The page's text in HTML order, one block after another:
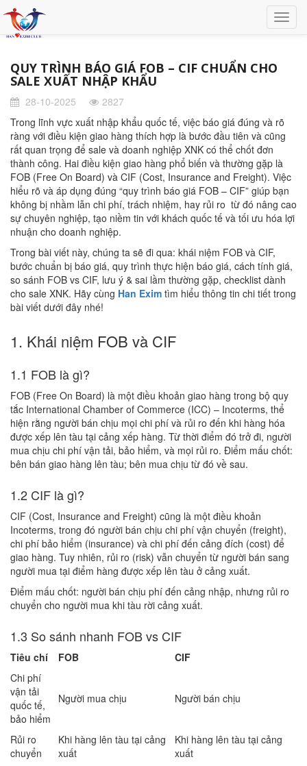
QUY TRÌNH BÁO GIÁ FOB – CIF CHUẨN CHO
SALE XUẤT NHẬP KHẨU
28-10-2025
2827
Trong lĩnh vực xuất nhập khẩu quốc tế, việc báo giá đúng và rõ
ràng với điều kiện giao hàng thích hợp là bước đầu tiên và cũng
rất quan trọng để sale và doanh nghiệp XNK có thể chốt đơn
thành công. Hai điều kiện giao hàng phổ biến và thường gặp là
FOB (Free On Board) và CIF (Cost, Insurance and Freight). Việc
hiểu rõ và áp dụng đúng “quy trình báo giá FOB – CIF” giúp bạn
không bị nhầm lẫn chi phí, trách nhiệm, hay rủi ro từ đó nâng cao
sự chuyên nghiệp, tạo niềm tin với khách quốc tế và tối ưu hóa lợi
nhuận cho doanh nghiệp.
Trong bài viết này, chúng ta sẽ đi qua: khái niệm FOB và CIF,
bước chuẩn bị báo giá, quy trình thực hiện báo giá, cách tính giá,
so sánh FOB vs CIF, lưu ý & sai lầm thường gặp, checklist dành
cho sale XNK. Hãy cùng Han Exim tìm hiểu thông tin chi tiết trong
bài viết dưới đây nhé!
1. Khái niệm FOB và CIF
1.1 FOB là gì?
FOB (Free On Board) là một điều khoản giao hàng trong bộ quy
tắc International Chamber of Commerce (ICC) – Incoterms, thể
hiện rằng người bán chịu mọi chi phí và rủi ro đến khi hàng hóa
được xếp lên tàu tại cảng xếp hàng. Từ thời điểm đó trở đi, người
mua chịu chi phí vận tải, bảo hiểm, và mọi rủi ro. Điểm mấu chốt:
bên bán giao hàng lên tàu; bên mua chịu từ đó về sau.
1.2 CIF là gì?
CIF (Cost, Insurance and Freight) cũng là một điều khoản
Incoterms, trong đó người bán chịu chi phí vận chuyển (freight),
chi phí bảo hiểm (insurance) và chi phí đến cảng đích (cost) để
giao hàng. Tuy nhiên, rủi ro (risk) vẫn chuyển từ người bán sang
người mua tại điểm hàng được xếp lên tàu ở cảng xuất.
Điểm mấu chốt: người bán chịu phí đến cảng nhập, nhưng rủi ro
chuyển cho người mua khi tàu rời cảng xuất.
1.3 So sánh nhanh FOB vs CIF
Tiêu chí FOB
CIF
Chi phí
vận tải
quốc tế,
bảo hiểm
Người mua chịu Người bán chịu
Rủi ro
chuyển
Khi hàng lên tàu tại cảng
xuất
Khi hàng lên tàu tại cảng
xuất